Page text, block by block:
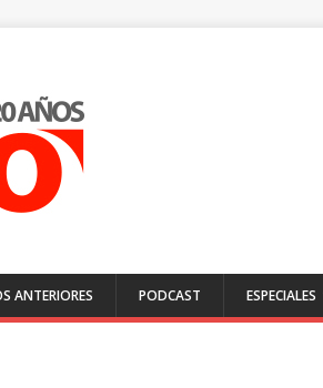
ANTERIORES PODCAST ESPECIALES